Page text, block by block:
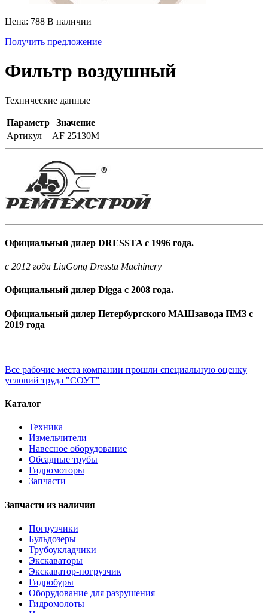
Цена: 788 В наличии
Получить предложение
Фильтр воздушный
Технические данные
Параметр
Значение
Артикул
AF 25130M
Официальный дилер DRESSTA с 1996 года.
c 2012 года LiuGong Dressta Machinery
Официальный дилер Digga с 2008 года.
Официальный дилер Петербургского МАШзавода ПМЗ с
2019 года
Все рабочие места компании прошли специальную оценку
условий труда "СОУТ"
Каталог
Техника
Измельчители
Навесное оборудование
Обсадные трубы
Гидромоторы
Запчасти
Запчасти из наличия
Погрузчики
Бульдозеры
Трубоукладчики
Экскаваторы
Экскаватор-погрузчик
Гидробуры
Оборудование для разрушения
Гидромолоты